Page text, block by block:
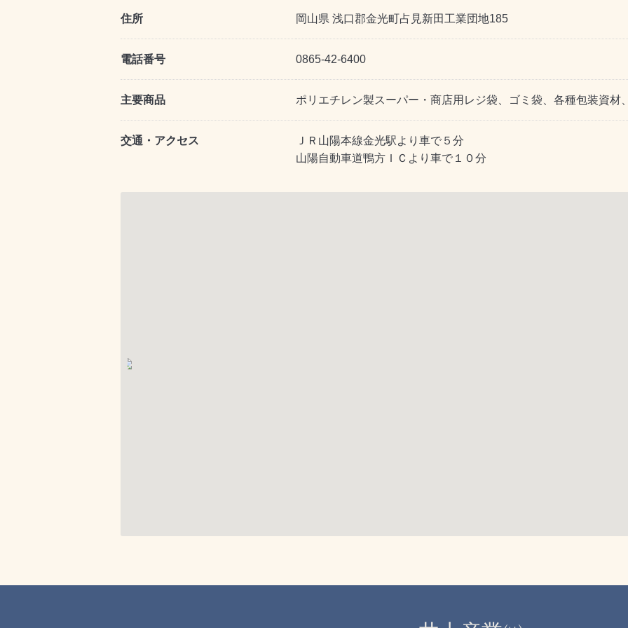
住所 岡山県 浅口郡金光町占見新田工業団地185
電話番号 0865-42-6400
主要商品 ポリエチレン製スーパー・商店用レジ袋、ゴミ袋、各種包装資材
交通・アクセス
ＪＲ山陽本線金光駅より車で５分
山陽自動車道鴨方ＩＣより車で１０分